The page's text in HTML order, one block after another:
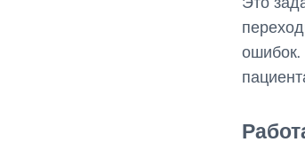
ошибок.